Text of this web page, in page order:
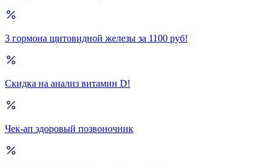
3 гормона щитовидной железы за 1100 руб!
Скидка на анализ витамин D!
Чек-ап здоровый позвоночник